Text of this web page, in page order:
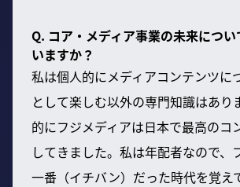
Q. コア・メディア事業の未来につ
いますか？
私は個人的にメディアコンテンツに
として楽しむ以外の専門知識はあり
的にフジメディアは日本で最高のコ
してきました。私は年配者なので、
一番（イチバン）だった時代を覚え